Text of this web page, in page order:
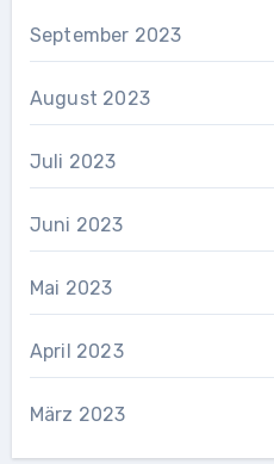
September 2023
August 2023
Juli 2023
Juni 2023
Mai 2023
April 2023
März 2023